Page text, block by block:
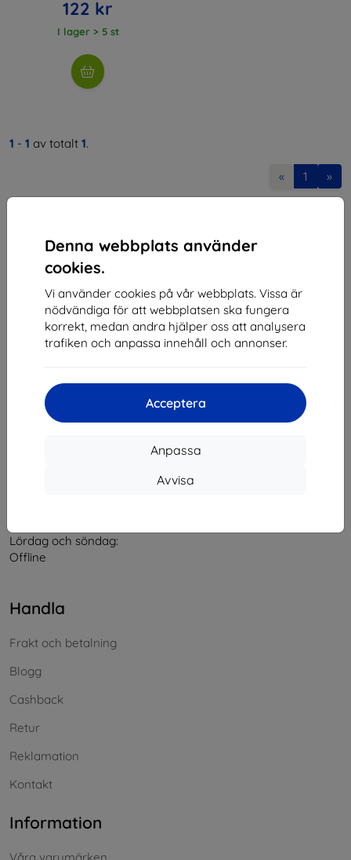
Denna webbplats använder
cookies.
Vi använder cookies på vår webbplats. Vissa är
nödvändiga för att webbplatsen ska fungera
korrekt, medan andra hjälper oss att analysera
trafiken och anpassa innehåll och annonser.
Acceptera
Anpassa
Avvisa
122 kr
I lager > 5 st
1 - 1 av totalt 1.
« 1 »
Shield-SK s.r.o.
Organisationsnummer:46701494
Momsregistreringsnummer:SK2023549671
Kontakt
Lördag och söndag:
Offline
Handla
Frakt och betalning
Blogg
Cashback
Retur
Reklamation
Kontakt
Information